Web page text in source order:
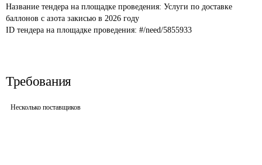
Название тендера на площадке проведения: Услуги по доставке
баллонов с азота закисью в 2026 году
ID тендера на площадке проведения: #/need/5855933
Требования
Несколько поставщиков